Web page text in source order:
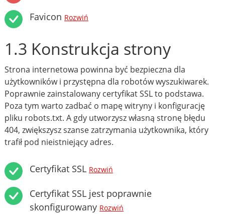
Favicon Rozwiń
1.3 Konstrukcja strony
Strona internetowa powinna być bezpieczna dla
użytkowników i przystępna dla robotów wyszukiwarek.
Poprawnie zainstalowany certyfikat SSL to podstawa.
Poza tym warto zadbać o mapę witryny i konfigurację
pliku robots.txt. A gdy utworzysz własną stronę błędu
404, zwiększysz szanse zatrzymania użytkownika, który
trafił pod nieistniejący adres.
Certyfikat SSL Rozwiń
Certyfikat SSL jest poprawnie
skonfigurowany Rozwiń